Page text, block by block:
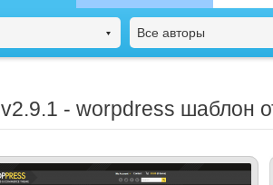
Все авторы
v2.9.1 - worpdress шаблон